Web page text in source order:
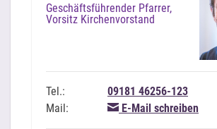
Geschäftsführender Pfarrer,
Vorsitz Kirchenvorstand
Tel.:
09181 46256-123
Mail:
E-Mail schreiben